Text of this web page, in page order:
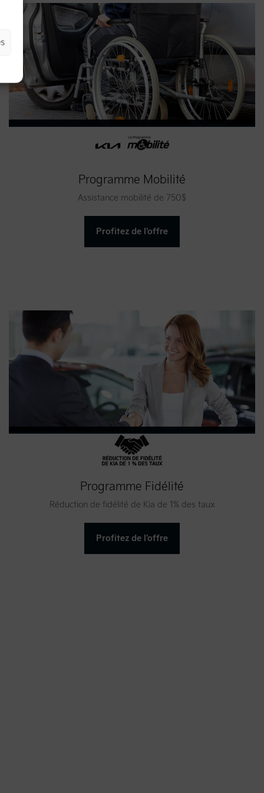
Programme Mobilité
Assistance mobilité de 750$
Profitez de l'offre
Programme Fidélité
Réduction de fidélité de Kia de 1% des taux
Profitez de l'offre